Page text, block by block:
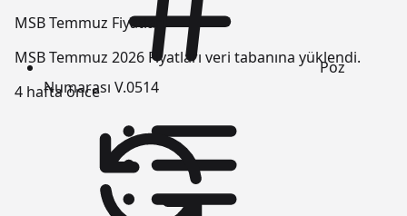
MSB Temmuz Fiyatları
MSB Temmuz 2026 Fiyatları veri tabanına yüklendi.
4 hafta önce
Poz
Numarası V.0514